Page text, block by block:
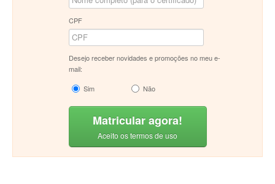
CPF
Desejo receber novidades e promoções no meu e-
mail:
Sim
Não
Matricular agora!
Aceito os termos de uso